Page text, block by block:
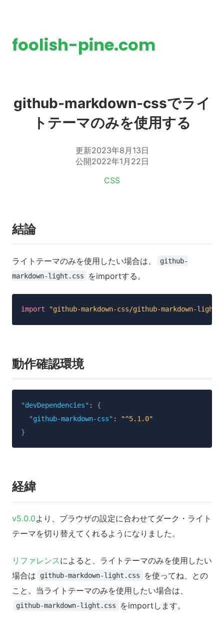
foolish-pine.com
github-markdown-cssでライ
トテーマのみを使用する
更新2023年8月13日
公開2022年1月22日
CSS
結論
ライトテーマのみを使用したい場合は、
github-
markdown-light.css
をimportする。
import "github-markdown-css/github-markdown-
動作確認環境
"devDependencies" :
{
"github-markdown-css" :
"^5.1.0"
}
経緯
v5.0.0より、ブラウザの設定に合わせてダーク・ライト
テーマを切り替えてくれるようになりました。
リファレンスによると、ライトテーマのみを使用したい
場合は
github-markdown-light.css
を使ってね、との
こと。当ライトテーマのみを使用したい場合は、
github-markdown-light.css をimportします。